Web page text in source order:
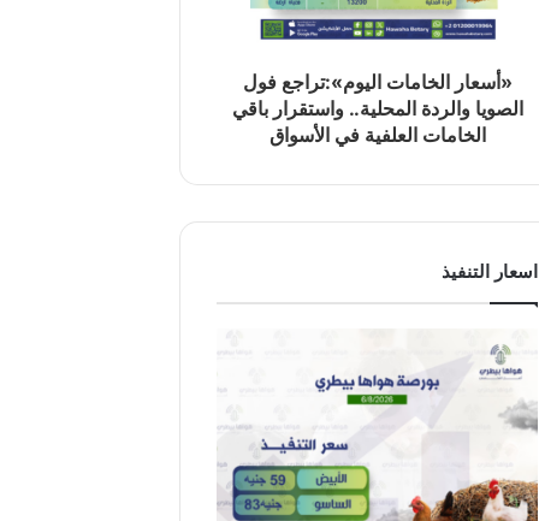
«أسعار الخامات اليوم»:تراجع فول
الصويا والردة المحلية.. واستقرار باقي
الخامات العلفية في الأسواق
اسعار التنفيذ